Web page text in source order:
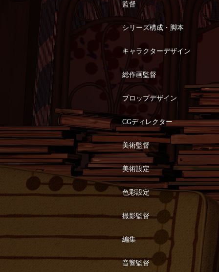
監督
シリーズ構成・脚本
キャラクターデザイン
総作画監督
プロップデザイン
CGディレクター
美術監督
美術設定
色彩設定
撮影監督
編集
音響監督